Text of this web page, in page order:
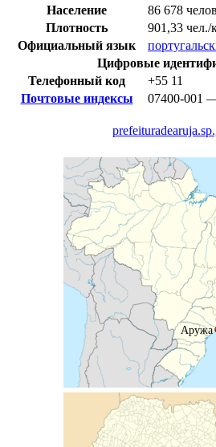
Население
86 678
Плотность
901,33 чел./
Официальный язык
Цифровые
Телефонный код
+55 11
Почтовые индексы
07400-001
Аружа